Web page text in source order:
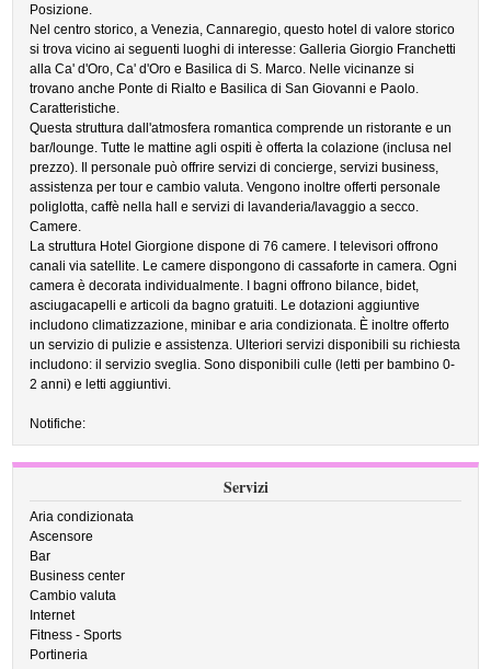
Posizione.
Nel centro storico, a Venezia, Cannaregio, questo hotel di valore storico
si trova vicino ai seguenti luoghi di interesse: Galleria Giorgio Franchetti
alla Ca' d'Oro, Ca' d'Oro e Basilica di S. Marco. Nelle vicinanze si
trovano anche Ponte di Rialto e Basilica di San Giovanni e Paolo.
Caratteristiche.
Questa struttura dall'atmosfera romantica comprende un ristorante e un
bar/lounge. Tutte le mattine agli ospiti è offerta la colazione (inclusa nel
prezzo). Il personale può offrire servizi di concierge, servizi business,
assistenza per tour e cambio valuta. Vengono inoltre offerti personale
poliglotta, caffè nella hall e servizi di lavanderia/lavaggio a secco.
Camere.
La struttura Hotel Giorgione dispone di 76 camere. I televisori offrono
canali via satellite. Le camere dispongono di cassaforte in camera. Ogni
camera è decorata individualmente. I bagni offrono bilance, bidet,
asciugacapelli e articoli da bagno gratuiti. Le dotazioni aggiuntive
includono climatizzazione, minibar e aria condizionata. È inoltre offerto
un servizio di pulizie e assistenza. Ulteriori servizi disponibili su richiesta
includono: il servizio sveglia. Sono disponibili culle (letti per bambino 0-
2 anni) e letti aggiuntivi.
Notifiche:
Servizi
Aria condizionata
Ascensore
Bar
Business center
Cambio valuta
Internet
Fitness - Sports
Portineria